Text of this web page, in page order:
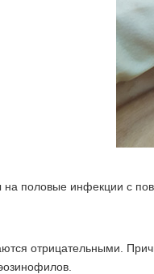
половые инфекции с
отрицательными.